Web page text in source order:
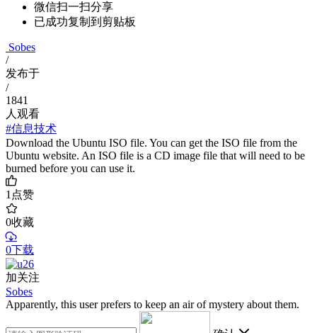
微信扫一扫分享
已成功复制到剪贴板
Sobes
/
发布于
/
1841
人观看
#信息技术
Download the Ubuntu ISO file. You can get the ISO file from the
Ubuntu website. An ISO file is a CD image file that will need to be
burned before you can use it.
1点赞
0收藏
0下载
加关注
Sobes
Apparently, this user prefers to keep an air of mystery about them.